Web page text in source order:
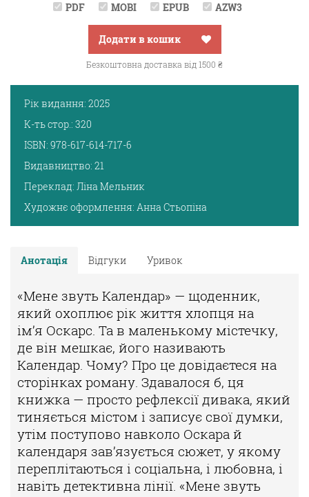
PDF MOBI EPUB AZW3
Додати в кошик
Безкоштовна доставка від 1500 ₴
Рік видання: 2025
К-ть стор.: 320
ISBN: 978-617-614-717-6
Видавництво: 21
Переклад: Ліна Мельник
Художнє оформлення: Анна Стьопіна
Анотація Відгуки Уривок
«Мене звуть Календар» — щоденник,
який охоплює рік життя хлопця на
ім’я Оскарс. Та в маленькому містечку,
де він мешкає, його називають
Календар. Чому? Про це довідаєтеся на
сторінках роману. Здавалося б, ця
книжка — просто рефлексії дивака, який
тиняється містом і записує свої думки,
утім поступово навколо Оскара й
календаря зав’язується сюжет, у якому
переплітаються і соціальна, і любовна, і
навіть детективна лінії. «Мене звуть